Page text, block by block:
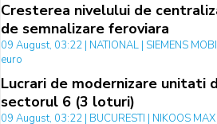
Cresterea nivelului de
de semnalizare feroviara
09 August, 03:22 | NATIONAL | SIEMENS
euro
Lucrari de modernizare unitati
sectorul 6 (3 loturi)
09 August, 03:22 | BUCURESTI | NIKOOS